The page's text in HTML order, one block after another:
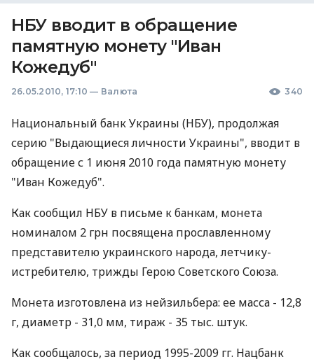
НБУ вводит в обращение
памятную монету "Иван
Кожедуб"
26.05.2010, 17:10 — Валюта 340
Национальный банк Украины (НБУ), продолжая
серию "Выдающиеся личности Украины", вводит в
обращение с 1 июня 2010 года памятную монету
"Иван Кожедуб".
Как сообщил НБУ в письме к банкам, монета
номиналом 2 грн посвящена прославленному
представителю украинского народа, летчику-
истребителю, трижды Герою Советского Союза.
Монета изготовлена из нейзильбера: ее масса - 12,8
г, диаметр - 31,0 мм, тираж - 35 тыс. штук.
Как сообщалось, за период 1995-2009 гг. Нацбанк